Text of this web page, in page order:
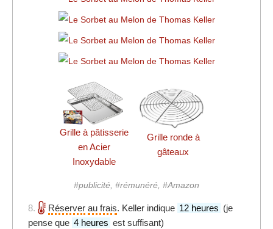
Grille à pâtisserie
en Acier
Inoxydable
Grille ronde à
gâteaux
#publicité, #rémunéré, #Amazon
8. Réserver au frais. Keller indique 12 heures (je
pense que 4 heures est suffisant)